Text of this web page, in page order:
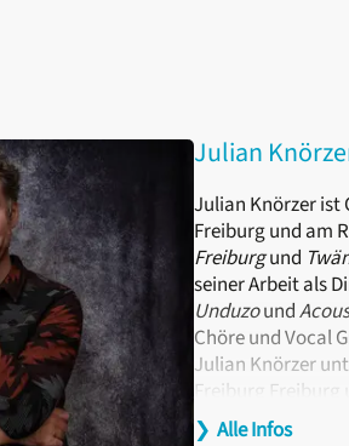
Julian
Julian Knörzer ist
Freiburg und am
Freiburgund
seiner Arbeit als
Unduzound
Chöre und Vocal
Julian Knörzer
Freiburg Freiburg
❯ Alle Infos